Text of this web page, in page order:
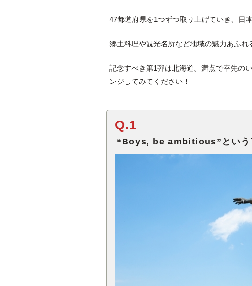
47都道府県を1つずつ取り上げていき、日
郷土料理や観光名所など地域の魅力あふれ
記念すべき第1弾は北海道。満点で幸先の
ンジしてみてください！
Q.1
“Boys, be ambitious”という